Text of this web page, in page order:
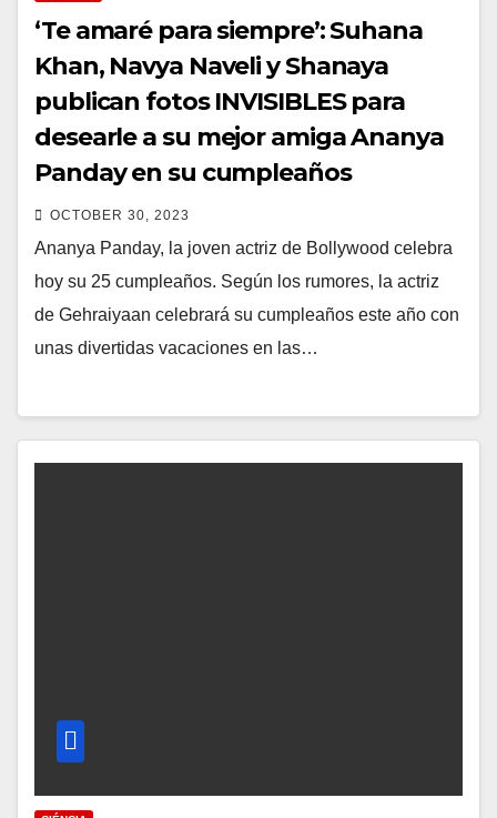
‘Te amaré para siempre’: Suhana
Khan, Navya Naveli y Shanaya
publican fotos INVISIBLES para
desearle a su mejor amiga Ananya
Panday en su cumpleaños
OCTOBER 30, 2023
Ananya Panday, la joven actriz de Bollywood celebra
hoy su 25 cumpleaños. Según los rumores, la actriz
de Gehraiyaan celebrará su cumpleaños este año con
unas divertidas vacaciones en las…